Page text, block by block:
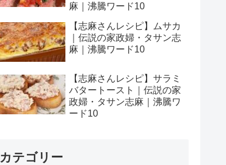
麻｜沸騰ワード10
【志麻さんレシピ】ムサカ
｜伝説の家政婦・タサン志
麻｜沸騰ワード10
【志麻さんレシピ】サラミ
バタートースト｜伝説の家
政婦・タサン志麻｜沸騰ワ
ード10
カテゴリー